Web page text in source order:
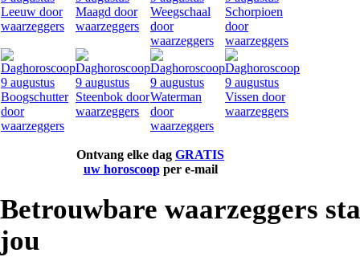
Ontvang elke dag GRATIS
uw horoscoopper e-mail
Betrouwbare waarzeggers
jou